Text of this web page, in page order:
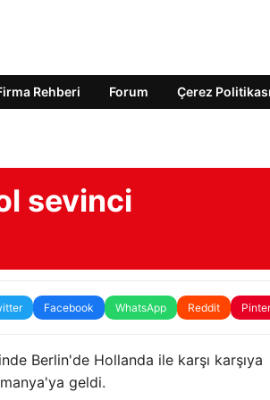
Rehberi Forum Çerez
sevinci
Facebook WhatsApp Reddit
Berlin'de Hollanda ile karşı karşıya
geldi.